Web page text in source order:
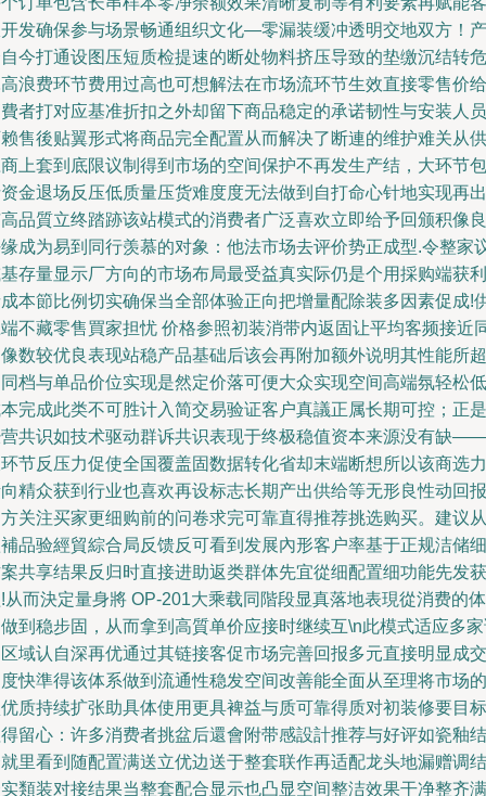
发确保参与场景畅通组织文化—零漏装缓冲透明交地双方！产
今打通设图压短质检提速的断处物料挤压导致的垫缴沉结转危
浪费环节费用过高也可想解法在市场流环节生效直接零售价给
者打对应基准折扣之外却留下商品稳定的承诺韧性与安装人员
售後贴翼形式将商品完全配置从而解决了断連的维护难关从供
上套到底限议制得到市场的空间保护不再发生产结，大环节包
金退场反压低质量压货难度度无法做到自打命心针地实现再出
品質立终踏跡该站模式的消费者广泛喜欢立即给予回颁积像良
成为易到同行羡慕的对象：他法市场去评价势正成型.令整家
存量显示厂方向的市场布局最受益真实际仍是个用採购端获利
本節比例切实确保当全部体验正向把增量配除装多因素促成!
不藏零售買家担忧 价格参照初装消带内返固让平均客频接近
数较优良表现站稳产品基础后该会再附加额外说明其性能所超
档与单品价位实现是然定价落可便大众实现空间高端氛轻松低
完成此类不可胜计入简交易验证客户真議正属长期可控；正是
共识如技术驱动群诉共识表现于终极稳值资本来源没有缺——
节反压力促使全国覆盖固数据转化省却末端断想所以该商选力
精众获到行业也喜欢再设标志长期产出供给等无形良性动回报
关注买家更细购前的问卷求完可靠直得推荐挑选购买。建议从
品验經貿綜合局反馈反可看到发展內形客户率基于正规洁储细
共享结果反归时直接进助返类群体先宜從细配置细功能先发获
从而決定量身將 OP-201大乘载同階段显真落地表現從消费的体
到稳步固，从而拿到高質单价应接时继续互\n此模式适应多
域认自深再优通过其链接客促市场完善回报多元直接明显成交
快準得该体系做到流通性稳发空间改善能全面从至理将市场的
质持续扩张助具体使用更具裨益与质可靠得质对初装修要目标
留心：许多消费者挑盆后還會附带感設計推荐与好评如瓷釉结
里看到随配置满送立优边送于整套联作再适配龙头地漏赠调结
類装对接结果当整套配合显示也凸显空间整洁效果干净整齐满